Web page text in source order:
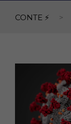
CONTE ⚡ >